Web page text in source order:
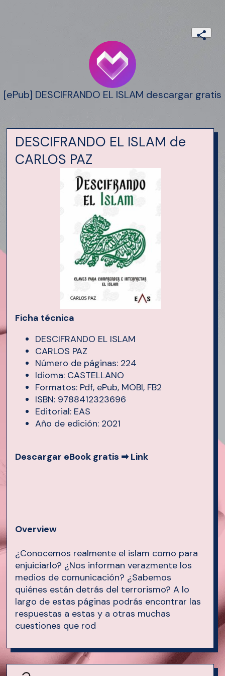
[ePub] DESCIFRANDO EL ISLAM descargar gratis
DESCIFRANDO EL ISLAM de
CARLOS PAZ
Ficha técnica
DESCIFRANDO EL ISLAM
CARLOS PAZ
Número de páginas: 224
Idioma: CASTELLANO
Formatos: Pdf, ePub, MOBI, FB2
ISBN: 9788412323696
Editorial: EAS
Año de edición: 2021
Descargar eBook gratis ➡Link
Overview
¿Conocemos realmente el islam como para
enjuiciarlo? ¿Nos informan verazmente los
medios de comunicación? ¿Sabemos
quiénes están detrás del terrorismo? A lo
largo de estas páginas podrás encontrar las
respuestas a estas y a otras muchas
cuestiones que rod